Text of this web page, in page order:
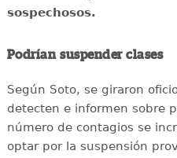
sospechosos.
Podrían suspender clases
Según Soto, se giraron
detecten e informen sobre
número de contagios se
optar por la suspensión